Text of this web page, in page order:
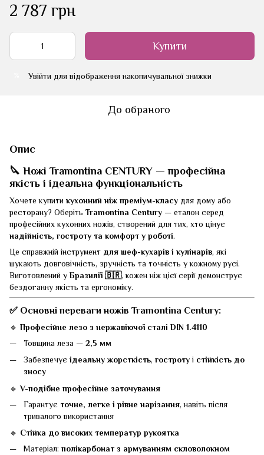
2 787 грн
Купити
Увійти для відображення накопичувальної знижки
До обраного
Опис
🔪 Ножі Tramontina CENTURY — професійна
якість і ідеальна функціональність
Хочете купитикухонний ніж преміум-класу для дому або
ресторану? Оберіть Tramontina Century — еталон серед
професійних кухонних ножів, створений для тих, хто цінує
надійність, гостроту та комфорт у роботі.
Це справжній інструмент для шеф-кухарів і кулінарів, які
шукають довговічність, зручність та точність у кожному русі.
Виготовлений у Бразилії 🇧🇷, кожен ніж цієї серії демонструє
бездоганну якість та ергономіку.
✅ Основні переваги ножів Tramontina Century:
🔹 Професійне лезо з нержавіючої сталі DIN 1.4110
Товщина леза — 2,5 мм
Забезпечує ідеальну жорсткість, гостроту і стійкість до
зносу
🔹V-подібне професійне заточування
Гарантує точне, легке і рівне нарізання, навіть після
тривалого використання
🔹 Стійка до високих температур рукоятка
Матеріал: полікарбонат з армуванням скловолокном